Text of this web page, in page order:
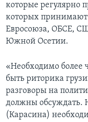
которые регулярно
которых принимают
Евросоюза, ОБСЕ,
Южной Осетии.
«Необходимо более
быть риторика
разговоры на
должны обсуждать.
(Карасина)